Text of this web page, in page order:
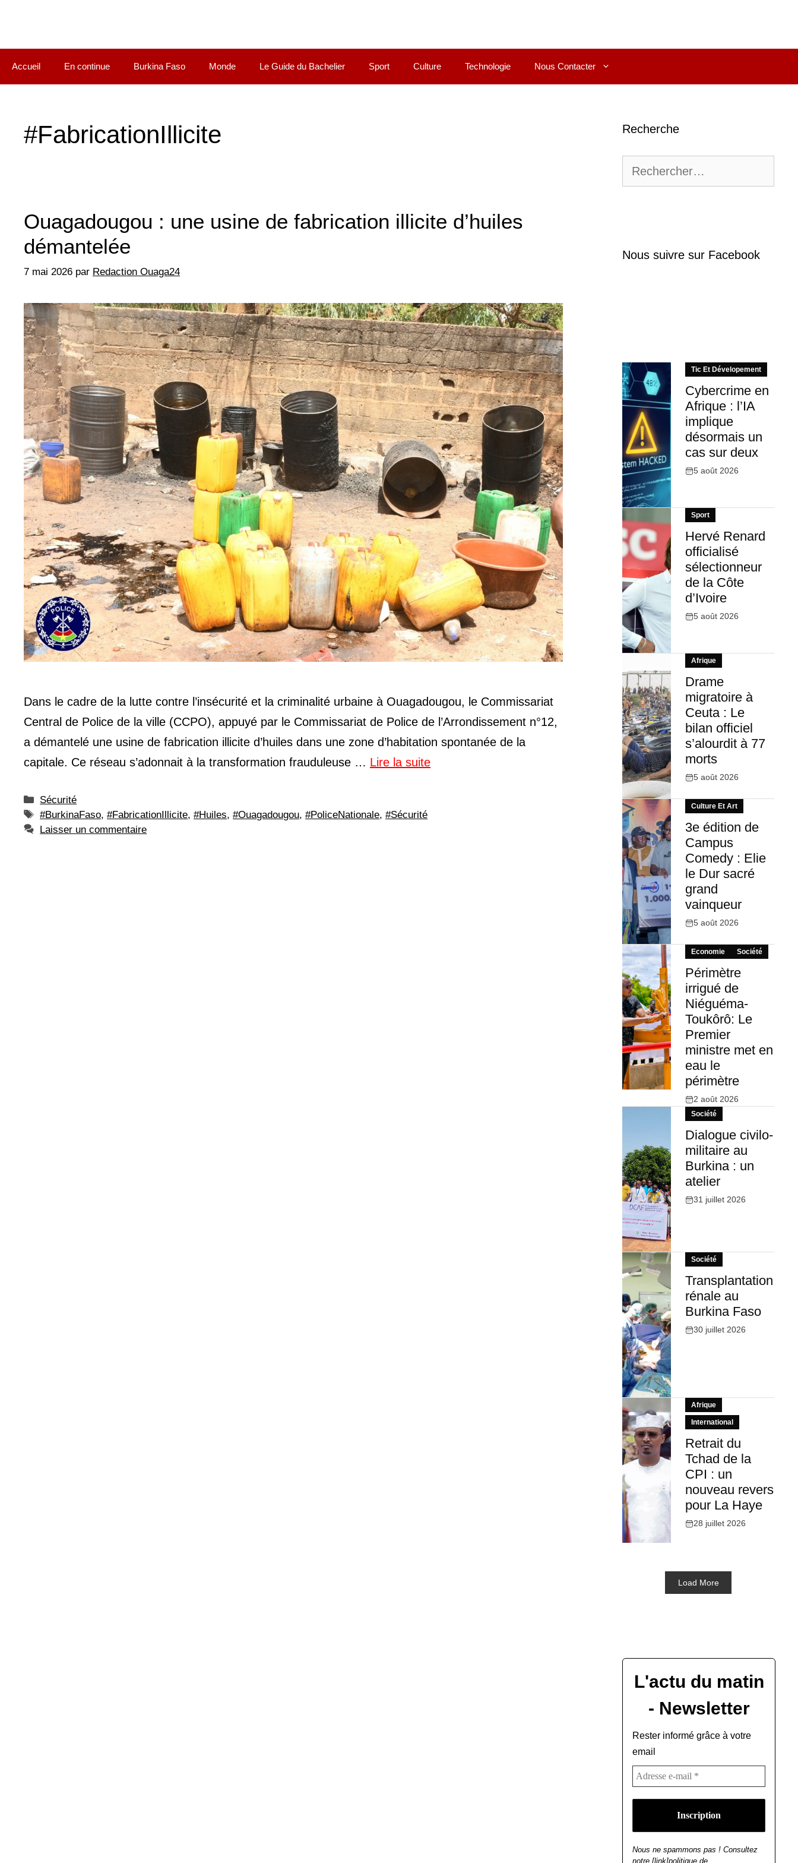
Accueil En continue Burkina Faso Monde Le Guide du Bachelier Sport Culture Technologie Nous Contacter
#FabricationIllicite
Ouagadougou : une usine de fabrication illicite d’huiles
démantelée
7 mai 2026 par Redaction Ouaga24
Dans le cadre de la lutte contre l’insécurité et la criminalité urbaine à Ouagadougou, le Commissariat
Central de Police de la ville (CCPO), appuyé par le Commissariat de Police de l’Arrondissement n°12,
a démantelé une usine de fabrication illicite d’huiles dans une zone d’habitation spontanée de la
capitale. Ce réseau s’adonnait à la transformation frauduleuse … Lire la suite
Catégories
Sécurité
Étiquettes
#BurkinaFaso,#FabricationIllicite,#Huiles,#Ouagadougou,#PoliceNationale,#Sécurité
Laisser un commentaire
Recherche
Nous suivre sur Facebook
Tic Et Dévelopement
Cybercrime en
Afrique : l’IA
implique
désormais un
cas sur deux
5 août 2026
Sport
Hervé Renard
officialisé
sélectionneur
de la Côte
d’Ivoire
5 août 2026
Afrique
Drame
migratoire à
Ceuta : Le
bilan officiel
s’alourdit à 77
morts
5 août 2026
Culture Et Art
3e édition de
Campus
Comedy : Elie
le Dur sacré
grand
vainqueur
5 août 2026
Economie Société
Périmètre
irrigué de
Niéguéma-
Toukôrô: Le
Premier
ministre met en
eau le
périmètre
2 août 2026
Société
Dialogue civilo-
militaire au
Burkina : un
atelier
31 juillet 2026
Société
Transplantation
rénale au
Burkina Faso
30 juillet 2026
Afrique
International
Retrait du
Tchad de la
CPI : un
nouveau revers
pour La Haye
28 juillet 2026
Load More
L'actu du matin
- Newsletter
Rester informé grâce à votre
email
Nous ne spammons pas ! Consultez
notre [link]politique de